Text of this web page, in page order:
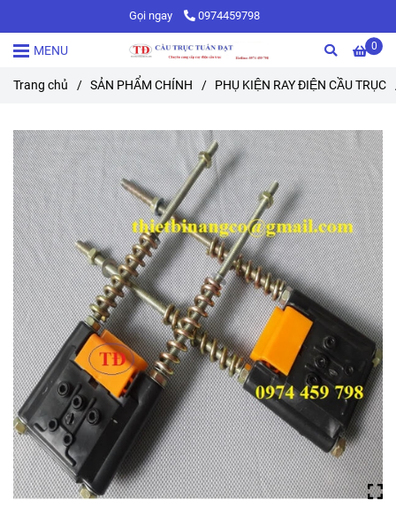
Gọi ngay 0974459798
0
MENU
Trang chủ / SẢN PHẨM CHÍNH / PHỤ KIỆN RAY ĐIỆN CẦU TRỤC